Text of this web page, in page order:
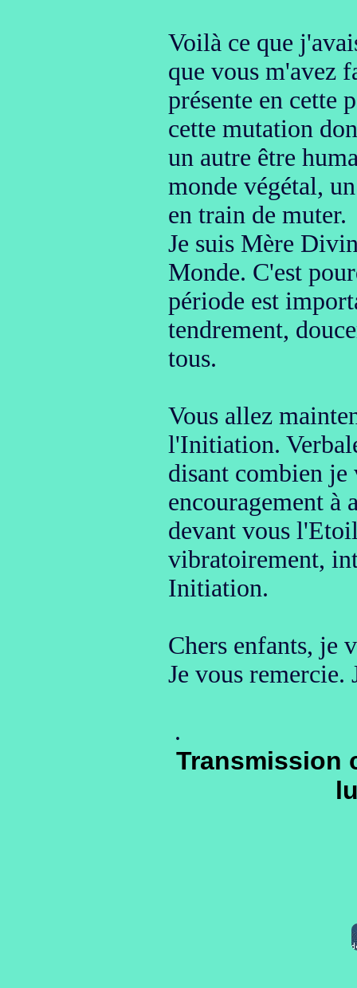
Voilà ce que
que vous m'avez
présente en cette
cette mutation
un autre être
monde végétal,
en train de muter.
Je suis Mère
Monde. C'est
période est
tendrement,
tous.
Vous allez
l'Initiation.
disant combien je
encouragement à
devant vous
vibratoirement,
Initiation.
Chers enfants, je
Je vous
.
Transmission